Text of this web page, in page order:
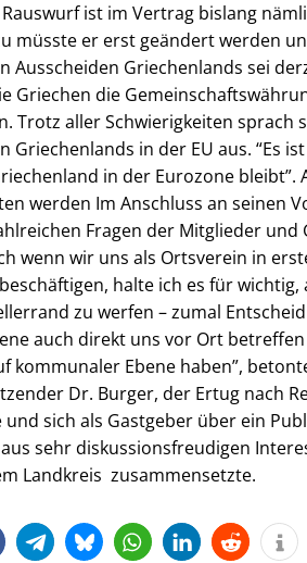
ist im Vertrag bislang
müsste er erst geändert werden
Ausscheiden Griechenlands sei
Griechen die
Trotz aller Schwierigkeiten sprach
Griechenlands in der EU aus. “Es
in der Eurozone bleibt”.
werden Im Anschluss an seinen
Fragen der Mitglieder und
wenn wir uns als Ortsverein in
halte ich es für wichtig,
zu werfen – zumal
auch direkt uns vor Ort
kommunaler Ebene haben”,
Dr. Burger, der Ertug nach
sich als Gastgeber über ein
sehr diskussionsfreudigen
Landkreis zusammensetzte.